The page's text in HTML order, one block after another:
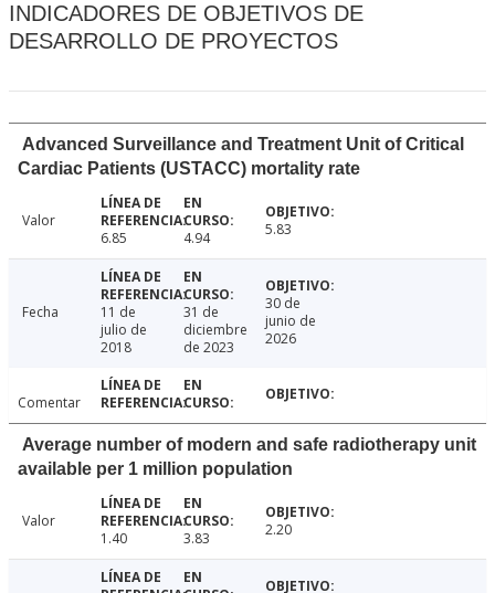
INDICADORES DE OBJETIVOS DE
DESARROLLO DE PROYECTOS
Advanced Surveillance and Treatment Unit of Critical
Cardiac Patients (USTACC) mortality rate
Valor
6.85
4.94 5.83
Fecha
11 de
julio de
2018
31 de
diciembre
de 2023
30 de
junio de
2026
Comentar
Average number of modern and safe radiotherapy unit
available per 1 million population
Valor
1.40
3.83 2.20